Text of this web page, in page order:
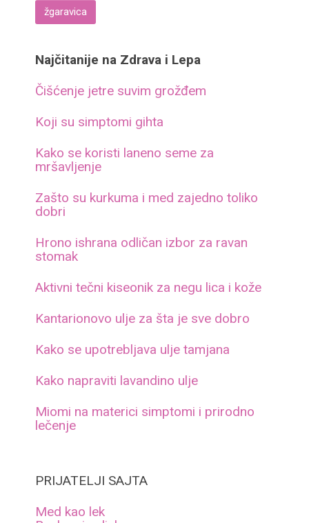
žgaravica
Najčitanije na Zdrava i Lepa
Čišćenje jetre suvim grožđem
Koji su simptomi gihta
Kako se koristi laneno seme za
mršavljenje
Zašto su kurkuma i med zajedno toliko
dobri
Hrono ishrana odličan izbor za ravan
stomak
Aktivni tečni kiseonik za negu lica i kože
Kantarionovo ulje za šta je sve dobro
Kako se upotrebljava ulje tamjana
Kako napraviti lavandino ulje
Miomi na materici simptomi i prirodno
lečenje
PRIJATELJI SAJTA
Med kao lek